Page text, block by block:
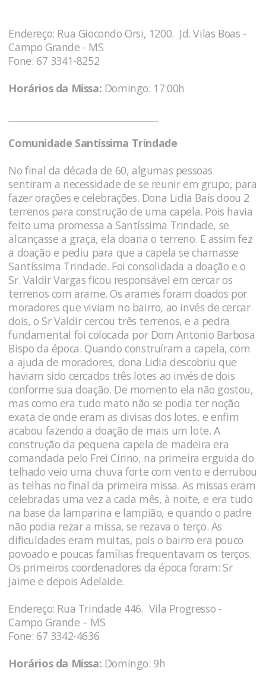
Endereço: Rua Giocondo Orsi, 1200. Jd. Vilas Boas -
Campo Grande - MS
Fone: 67 3341-8252
Horários da Missa: Domingo: 17:00h
Comunidade Santíssima Trindade
No final da década de 60, algumas pessoas
sentiram a necessidade de se reunir em grupo, para
fazer orações e celebrações. Dona Lidia Baís doou 2
terrenos para construção de uma capela. Pois havia
feito uma promessa a Santíssima Trindade, se
alcançasse a graça, ela doaria o terreno. E assim fez
a doação e pediu para que a capela se chamasse
Santíssima Trindade. Foi consolidada a doação e o
Sr. Valdir Vargas ficou responsável em cercar os
terrenos com arame. Os arames foram doados por
moradores que viviam no bairro, ao invés de cercar
dois, o Sr Valdir cercou três terrenos, e a pedra
fundamental foi colocada por Dom Antonio Barbosa
Bispo da época. Quando construíram a capela, com
a ajuda de moradores, dona Lidia descobriu que
haviam sido cercados três lotes ao invés de dois
conforme sua doação. De momento ela não gostou,
mas como era tudo mato não se podia ter noção
exata de onde eram as divisas dos lotes, e enfim
acabou fazendo a doação de mais um lote. A
construção da pequena capela de madeira era
comandada pelo Frei Cirino, na primeira erguida do
telhado veio uma chuva forte com vento e derrubou
as telhas no final da primeira missa. As missas eram
celebradas uma vez a cada mês, à noite, e era tudo
na base da lamparina e lampião, e quando o padre
não podia rezar a missa, se rezava o terço. As
dificuldades eram muitas, pois o bairro era pouco
povoado e poucas famílias frequentavam os terços.
Os primeiros coordenadores da época foram: Sr
Jaime e depois Adelaide.
Endereço: Rua Trindade 446. Vila Progresso -
Campo Grande – MS
Fone: 67 3342-4636
Horários da Missa: Domingo: 9h